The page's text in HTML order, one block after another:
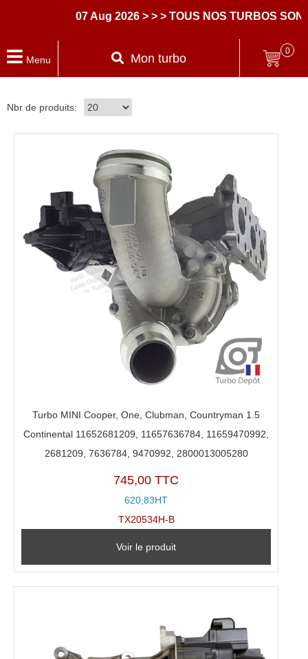
07 Aug 2026 > > > TOUS NOS TURBOS SONT
Menu Mon turbo
0
Nbr de produits:
Turbo MINI Cooper, One, Clubman, Countryman 1.5
Continental 11652681209, 11657636784, 11659470992,
2681209, 7636784, 9470992, 2800013005280
745,00 TTC
620,83HT
TX20534H-B
Voir le produit